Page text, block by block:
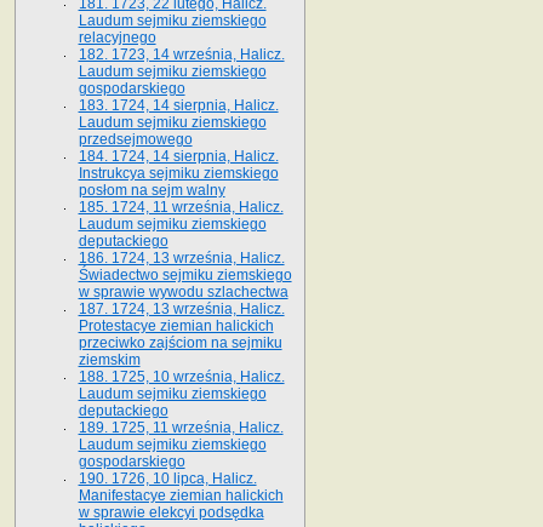
181. 1723, 22 lutego, Halicz.
Laudum sejmiku ziemskiego
relacyjnego
182. 1723, 14 września, Halicz.
Laudum sejmiku ziemskiego
gospodarskiego
183. 1724, 14 sierpnia, Halicz.
Laudum sejmiku ziemskiego
przedsejmowego
184. 1724, 14 sierpnia, Halicz.
Instrukcya sejmiku ziemskiego
posłom na sejm walny
185. 1724, 11 września, Halicz.
Laudum sejmiku ziemskiego
deputackiego
186. 1724, 13 września, Halicz.
Świadectwo sejmiku ziemskiego
w sprawie wywodu szlachectwa
187. 1724, 13 września, Halicz.
Protestacye ziemian halickich
przeciwko zajściom na sejmiku
ziemskim
188. 1725, 10 września, Halicz.
Laudum sejmiku ziemskiego
deputackiego
189. 1725, 11 września, Halicz.
Laudum sejmiku ziemskiego
gospodarskiego
190. 1726, 10 lipca, Halicz.
Manifestacye ziemian halickich
w sprawie elekcyi podsędka